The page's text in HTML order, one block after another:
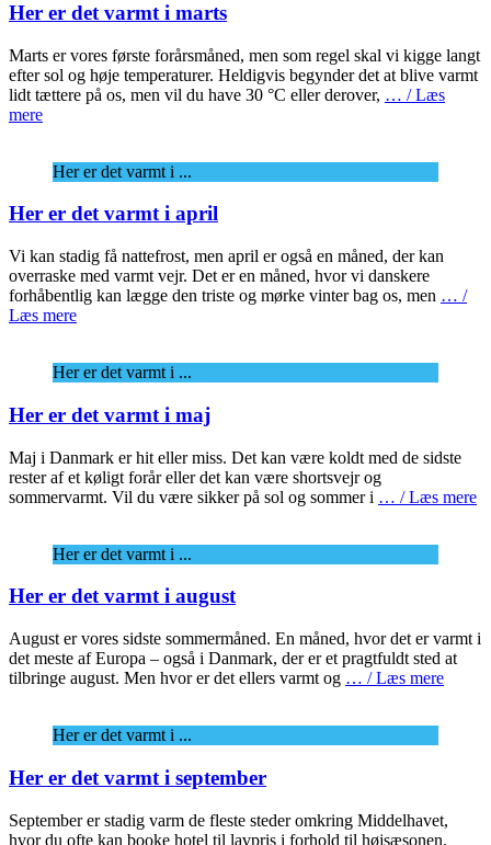
Her er det varmt i marts
Marts er vores første forårsmåned, men som regel skal vi kigge langt
efter sol og høje temperaturer. Heldigvis begynder det at blive varmt
lidt tættere på os, men vil du have 30 °C eller derover, … / Læs
mere
Her er det varmt i ...
Her er det varmt i april
Vi kan stadig få nattefrost, men april er også en måned, der kan
overraske med varmt vejr. Det er en måned, hvor vi danskere
forhåbentlig kan lægge den triste og mørke vinter bag os, men … /
Læs mere
Her er det varmt i ...
Her er det varmt i maj
Maj i Danmark er hit eller miss. Det kan være koldt med de sidste
rester af et køligt forår eller det kan være shortsvejr og
sommervarmt. Vil du være sikker på sol og sommer i … / Læs mere
Her er det varmt i ...
Her er det varmt i august
August er vores sidste sommermåned. En måned, hvor det er varmt i
det meste af Europa – også i Danmark, der er et pragtfuldt sted at
tilbringe august. Men hvor er det ellers varmt og … / Læs mere
Her er det varmt i ...
Her er det varmt i september
September er stadig varm de fleste steder omkring Middelhavet,
hvor du ofte kan booke hotel til lavpris i forhold til højsæsonen.